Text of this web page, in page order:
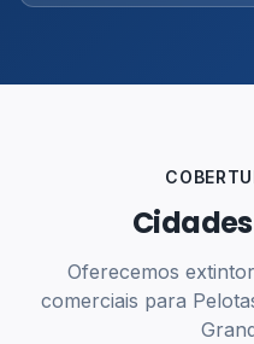
Oferecemos
comerciais para